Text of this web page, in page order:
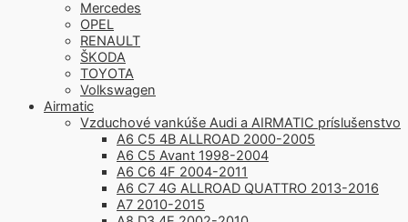
Mercedes
OPEL
RENAULT
ŠKODA
TOYOTA
Volkswagen
Airmatic
Vzduchové vankúše Audi a AIRMATIC príslušenstvo
A6 C5 4B ALLROAD 2000-2005
A6 C5 Avant 1998-2004
A6 C6 4F 2004-2011
A6 C7 4G ALLROAD QUATTRO 2013-2016
A7 2010-2015